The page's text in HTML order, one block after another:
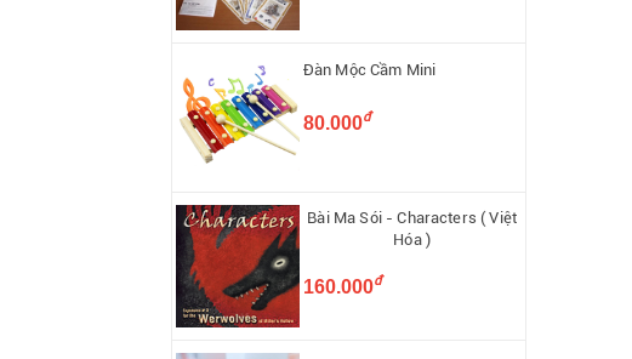
Đàn Mộc Cầm Mini
80.000đ
Bài Ma Sói - Characters ( Việt
Hóa )
160.000đ